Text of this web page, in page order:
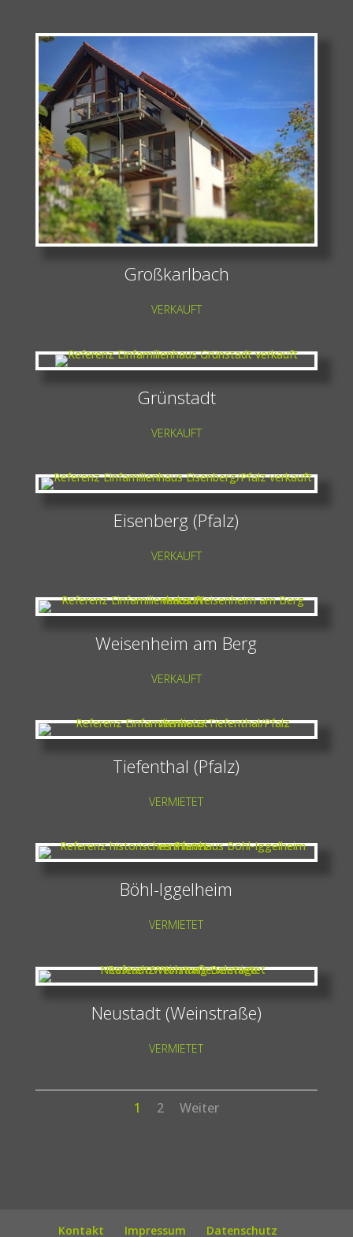
Großkarlbach
VERKAUFT
Grünstadt
VERKAUFT
Eisenberg (Pfalz)
VERKAUFT
Weisenheim am Berg
VERKAUFT
Tiefenthal (Pfalz)
VERMIETET
Böhl-Iggelheim
VERMIETET
Neustadt (Weinstraße)
VERMIETET
1 2 Weiter
Kontakt Impressum Datenschutz